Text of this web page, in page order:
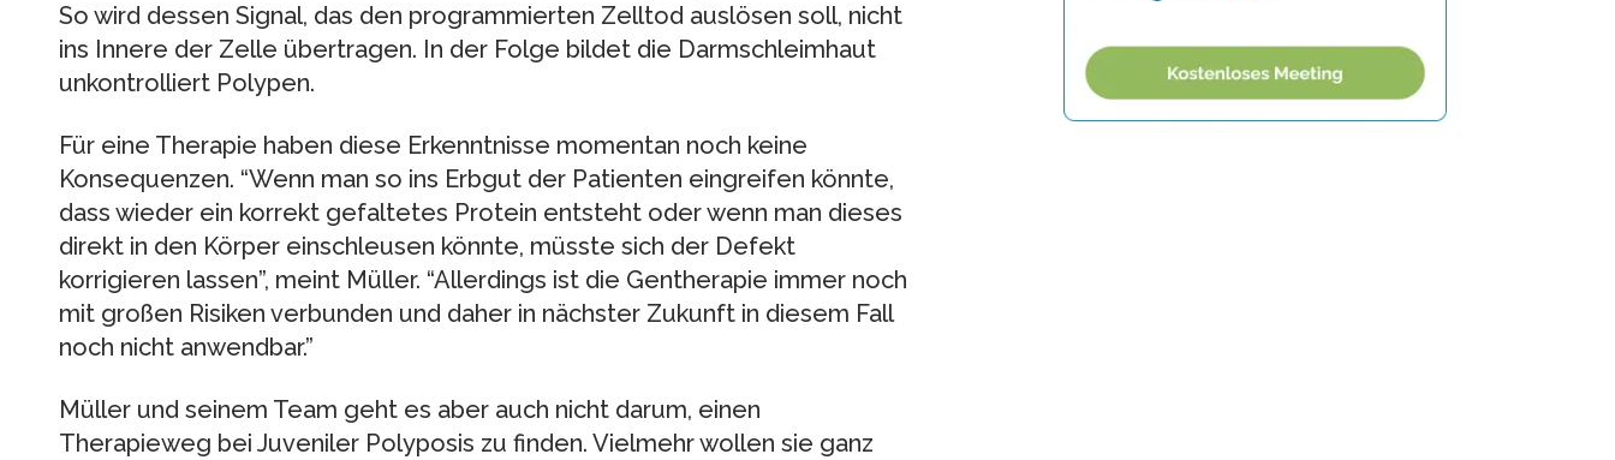
So wird dessen Signal, das den programmierten Zelltod auslösen soll, nicht
ins Innere der Zelle übertragen. In der Folge bildet die Darmschleimhaut
unkontrolliert Polypen.
Für eine Therapie haben diese Erkenntnisse momentan noch keine
Konsequenzen. “Wenn man so ins Erbgut der Patienten eingreifen könnte,
dass wieder ein korrekt gefaltetes Protein entsteht oder wenn man dieses
direkt in den Körper einschleusen könnte, müsste sich der Defekt
korrigieren lassen”, meint Müller. “Allerdings ist die Gentherapie immer noch
mit großen Risiken verbunden und daher in nächster Zukunft in diesem Fall
noch nicht anwendbar.”
Müller und seinem Team geht es aber auch nicht darum, einen
Therapieweg bei Juveniler Polyposis zu finden. Vielmehr wollen sie ganz